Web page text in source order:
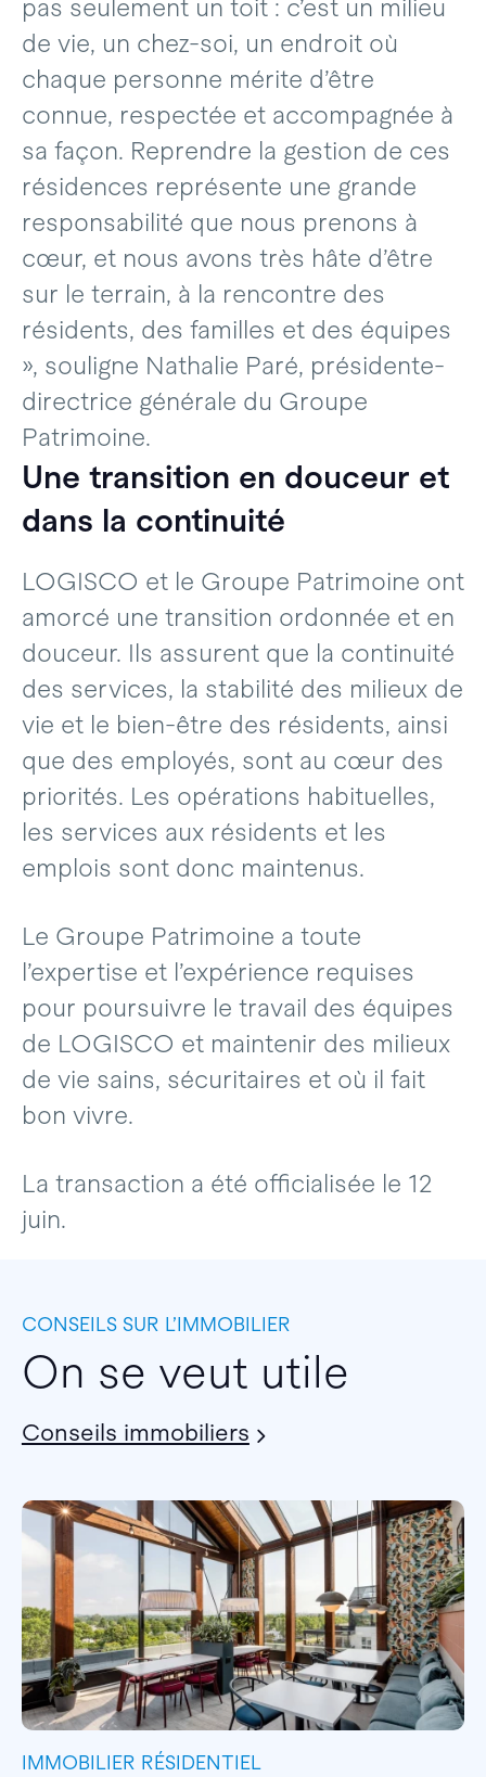
pas seulement un toit : c’est un milieu
de vie, un chez-soi, un endroit où
chaque personne mérite d’être
connue, respectée et accompagnée à
sa façon. Reprendre la gestion de ces
résidences représente une grande
responsabilité que nous prenons à
cœur, et nous avons très hâte d’être
sur le terrain, à la rencontre des
résidents, des familles et des équipes
», souligne Nathalie Paré, présidente-
directrice générale du Groupe
Patrimoine.
Une transition en douceur et
dans la continuité
LOGISCO et le Groupe Patrimoine ont
amorcé une transition ordonnée et en
douceur. Ils assurent que la continuité
des services, la stabilité des milieux de
vie et le bien-être des résidents, ainsi
que des employés, sont au cœur des
priorités. Les opérations habituelles,
les services aux résidents et les
emplois sont donc maintenus.
Le Groupe Patrimoine a toute
l’expertise et l’expérience requises
pour poursuivre le travail des équipes
de LOGISCO et maintenir des milieux
de vie sains, sécuritaires et où il fait
bon vivre.
La transaction a été officialisée le 12
juin.
CONSEILS SUR L’IMMOBILIER
On se veut utile
Conseils immobiliers
IMMOBILIER RÉSIDENTIEL